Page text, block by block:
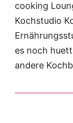
cooking
Kochstudio
es noch
andere